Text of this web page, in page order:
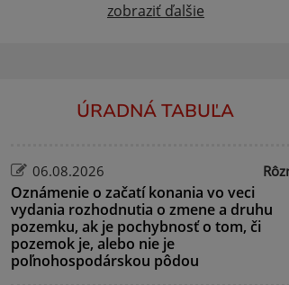
zobraziť ďalšie
ÚRADNÁ TABUĽA
06.08.2026
Oznámenie o začatí konania vo veci
vydania rozhodnutia o zmene a druhu
pozemku, ak je pochybnosť o tom, či
pozemok je, alebo nie je
poľnohospodárskou pôdou